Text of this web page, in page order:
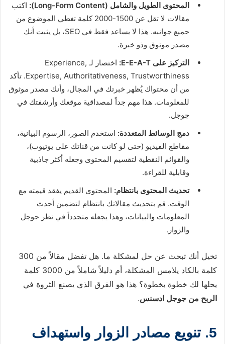
المحتوى الطويل والشامل (Long-Form Content):
اكتب
مقالات لا تقل عن 1500-2000 كلمة تغطي الموضوع من
جميع جوانبه. هذا لا يساعد فقط في SEO، بل يثبت أنك
مصدر موثوق وذو خبرة.
التركيز على E-E-A-T:
اختصار لـ Experience,
Expertise, Authoritativeness, Trustworthiness. تأكد
من أن محتواك يُظهر خبرتك في المجال، وأنك مصدر موثوق
للمعلومات. هذا مهم جداً لمصداقية موقعك وأرشفتك في
جوجل.
دمج الوسائط المتعددة: استخدم الصور، الرسوم البيانية،
مقاطع الفيديو (حتى لو كانت من قناتك على يوتيوب)،
والقوائم النقطية لتقسيم المحتوى وجعله أكثر جاذبية
وقابلية للقراءة.
تحديث المحتوى بانتظام: المحتوى القديم يفقد قيمته مع
الوقت. قم بتحديث مقالاتك بانتظام لتضمين أحدث
المعلومات والبيانات، وهذا يجعله متجدداً في نظر جوجل
والزوار.
تخيل أنك تبحث عن حل لمشكلة ما. هل تفضل مقالاً من 300
كلمة بالكاد يلامس المشكلة، أم دليلاً شاملاً من 3000 كلمة
يحلها لك خطوة بخطوة؟ هذا هو الفرق الذي يصنع الثروة في
الربح من جوجل ادسنس.
5. تنويع مصادر الزوار واستهداف